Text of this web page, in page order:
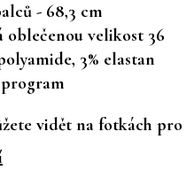
- 68,3 cm
oblečenou velikost 36
3% elastan
vidět na fotkách